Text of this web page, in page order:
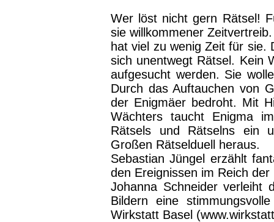
Wer löst nicht gern Rätsel!
sie willkommener
hat viel zu wenig Zeit für sie.
sich unentwegt Rätsel. Kein
aufgesucht werden. Sie
Durch das Auftauchen von
der Enigmäer bedroht. Mit
Wächters taucht Enigma
Rätsels und Rätselns ein
Großen Rätselduell heraus.
Sebastian Jüngel erzählt
den Ereignissen im Reich der
Johanna Schneider verleiht
Bildern eine
Wirkstatt Basel